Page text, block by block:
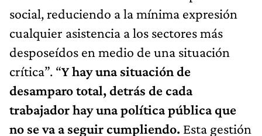
social, reduciendo a la mínima expresión
cualquier asistencia a los sectores más
desposeídos en medio de una situación
crítica”. “Y hay una situación de
desamparo total, detrás de cada
trabajador hay una política pública que
no se va a seguir cumpliendo. Esta gestión